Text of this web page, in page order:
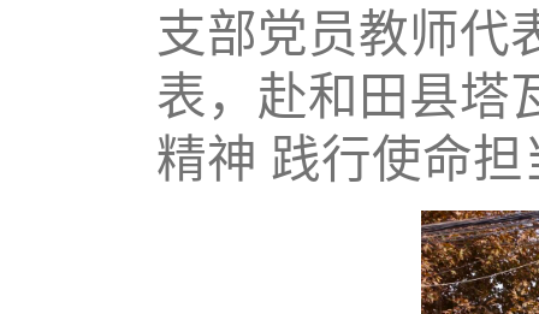
支部党员教师代
表，赴和田县塔
精神 践行使命担